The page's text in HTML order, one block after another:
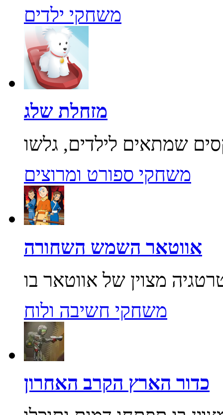
משחקי ילדים
מזחלת שלג
משחקי ספורט ומרוצים
אווטאר השמש השחורה
משחקי חשיבה ולוח
כדור הארץ הקרב האחרון